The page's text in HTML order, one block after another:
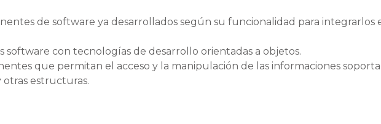
de software ya desarrollados según su funcionalidad para integrarlos
software con tecnologías de desarrollo orientadas a objetos.
que permitan el acceso y la manipulación de las informaciones
otras estructuras.